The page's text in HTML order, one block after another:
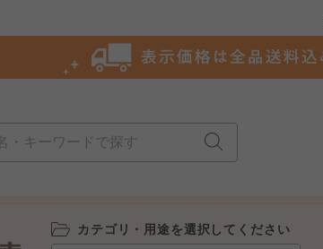
カテゴリ・用途を選択してください